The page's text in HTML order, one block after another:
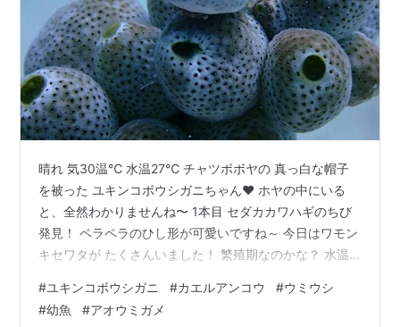
晴れ 気30温℃ 水温27℃ チャツボボヤの 真っ白な帽子
を被った ユキンコボウシガニちゃん❤ ホヤの中にいる
と、全然わかりませんね〜 1本目 セダカカワハギのちび
発見！ ペラペラのひし形が可愛いですね～ 今日はワモン
キセワタが たくさんいました！ 繁殖期なのかな？ 水温
張って 卵を産んでいました！ もう、つぶつぶの目が つ
いていますね〜 2本目 チョウチョウコショウダイちびち
#ユキンコボウシガニ #カエルアンコウ #ウミウシ
#幼魚 #アオウミガメ